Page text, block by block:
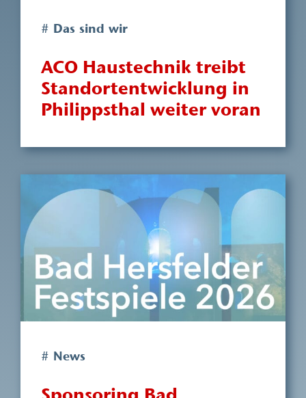
# Das sind wir
ACO Haustechnik treibt
Standortentwicklung in
Philippsthal weiter voran
# News